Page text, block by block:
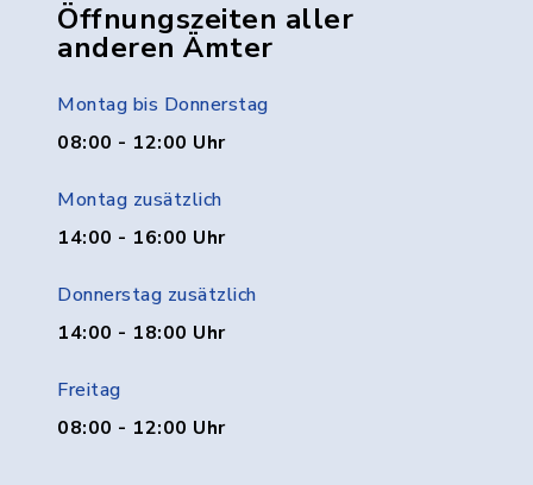
Öffnungszeiten aller
anderen Ämter
Montag bis Donnerstag
08:00 - 12:00 Uhr
Montag zusätzlich
14:00 - 16:00 Uhr
Donnerstag zusätzlich
14:00 - 18:00 Uhr
Freitag
08:00 - 12:00 Uhr